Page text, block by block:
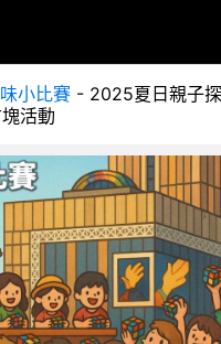
小比賽 - 2025夏日親子
活動